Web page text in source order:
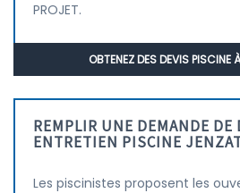
PROJET.
OBTENEZ DES DEVIS PISCINE
REMPLIR UNE DEMANDE DE
ENTRETIEN PISCINE
Les piscinistes proposent les